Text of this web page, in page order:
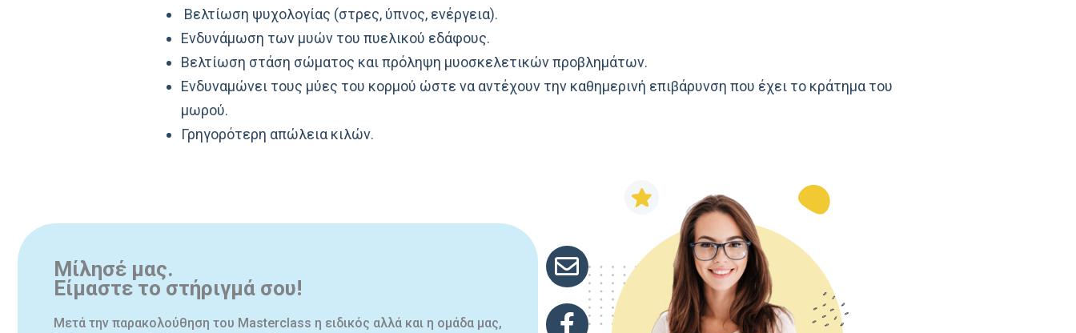
Βελτίωση ψυχολογίας (στρες, ύπνος, ενέργεια).
Ενδυνάμωση των μυών του πυελικού εδάφους.
Βελτίωση στάση σώματος και πρόληψη μυοσκελετικών προβλημάτων.
Ενδυναμώνει τους μύες του κορμού ώστε να αντέχουν την καθημερινή επιβάρυνση που έχει το κράτημα του
μωρού.
Γρηγορότερη απώλεια κιλών.
Μίλησέ μας.
Είμαστε το στήριγμά σου!
Μετά την παρακολούθηση του Masterclass η ειδικός αλλά και η ομάδα μας,
mail
facebook link